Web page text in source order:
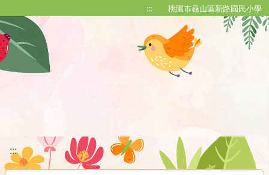
::: 桃園市龜山區新路國民小學
:::